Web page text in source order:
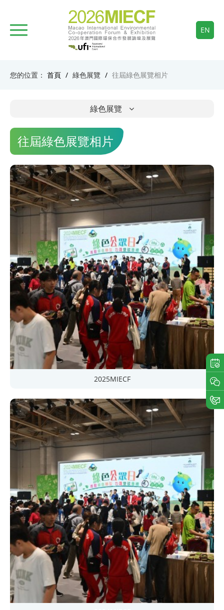
EN
您的位置： 首頁 / 綠色展覽 / 往屆綠色展覽相片
綠色展覽
往屆綠色展覽相片
2025MIECF